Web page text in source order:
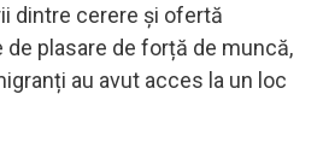
dintre cerere și ofertă
de plasare de forță de muncă,
au avut acces la un loc